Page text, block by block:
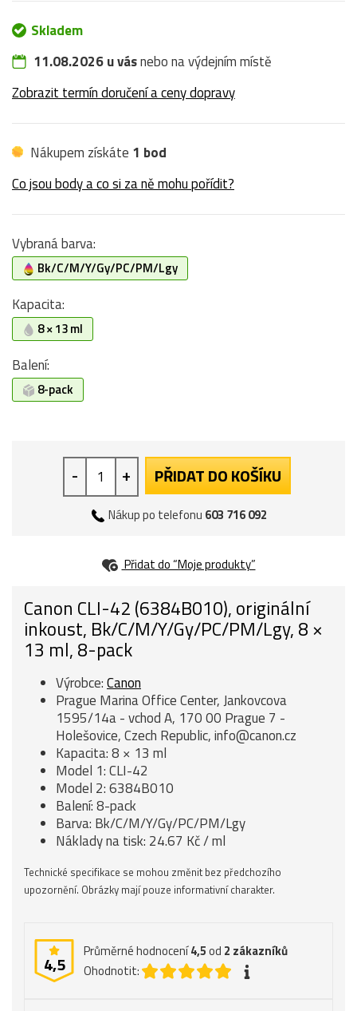
Skladem
11.08.2026 u vásnebo na výdejním místě
Zobrazit termín doručení a ceny dopravy
Nákupem získáte 1 bod
Co jsou body a co si za ně mohu pořídit?
Vybraná barva:
Bk/C/M/Y/Gy/PC/PM/Lgy
Kapacita:
8 × 13 ml
Balení:
8-pack
- + PŘIDAT DO KOŠÍKU
Nákup po telefonu 603 716 092
Přidat do “Moje produkty”
Canon CLI-42 (6384B010), originální
inkoust, Bk/C/M/Y/Gy/PC/PM/Lgy, 8 ×
13 ml, 8-pack
Výrobce:Canon
Prague Marina Office Center, Jankovcova
1595/14a - vchod A, 170 00 Prague 7 -
Holešovice, Czech Republic, info@canon.cz
Kapacita: 8 × 13 ml
Model 1: CLI-42
Model 2: 6384B010
Balení: 8-pack
Barva: Bk/C/M/Y/Gy/PC/PM/Lgy
Náklady na tisk: 24.67 Kč / ml
Technické specifikace se mohou změnit bez předchozího
upozornění. Obrázky mají pouze informativní charakter.
4,5
Průměrné hodnocení4,5od 2 zákazníků
Ohodnotit: